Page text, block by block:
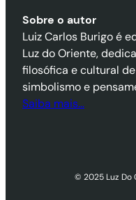
Sobre o autor
Luiz Carlos Burigo é
Luz do Oriente,
filosófica e cultural
simbolismo e
Saiba mais…
© 2025 Luz Do